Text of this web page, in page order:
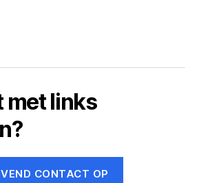
met links
CONTACT OP